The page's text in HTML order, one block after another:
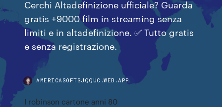
Cerchi Altadefinizione ufficiale? Guarda
gratis +9000 film in streaming senza
limiti e in altadefinizione. ✅ Tutto gratis
e senza registrazione.
AMERICASOFTSJQQUC.WEB.APP
I robinson cartone anni 80